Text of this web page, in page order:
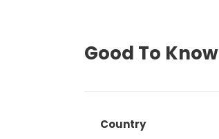
Good To Know
Country